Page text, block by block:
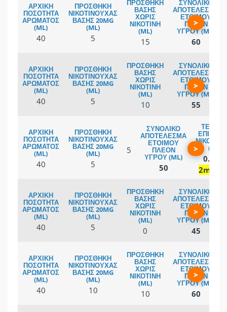
40 5 15 60
>
40 5 10 55
>
40 5
5
50
0.2 %
2mg/
>
40 5 0 45
>
40 10 10 60
>